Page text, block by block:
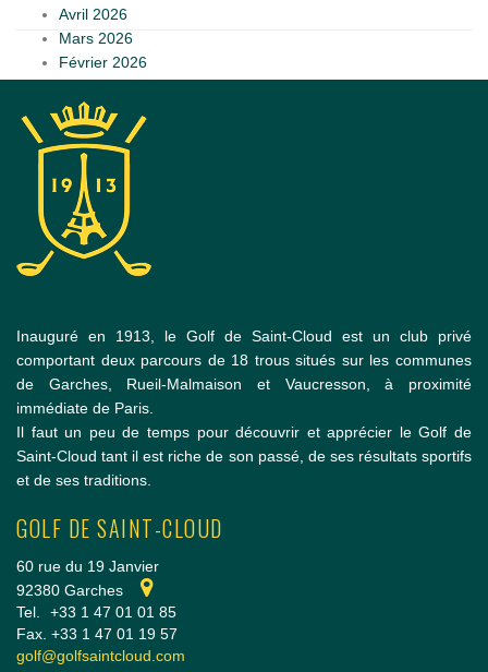
Avril 2026
Mars 2026
Février 2026
Inauguré en 1913, le Golf de Saint-Cloud est un club privé
comportant deux parcours de 18 trous situés sur les communes
de Garches, Rueil-Malmaison et Vaucresson, à proximité
immédiate de Paris.
Il faut un peu de temps pour découvrir et apprécier le Golf de
Saint-Cloud tant il est riche de son passé, de ses résultats sportifs
et de ses traditions.
GOLF DE SAINT-CLOUD
60 rue du 19 Janvier
92380 Garches
Tel.
+33 1 47 01 01 85
Fax. +33 1 47 01 19 57
golf@golfsaintcloud.com